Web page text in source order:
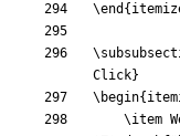
\end {
Click}
\begin{
\item